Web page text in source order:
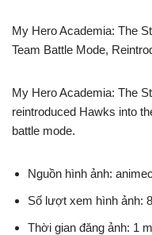
My Hero Academia: The
Team Battle Mode,
My Hero Academia: The
reintroduced Hawks into
battle mode.
Nguồn hình ảnh:
Số lượt xem hình ảnh:
Thời gian đăng ảnh: 1